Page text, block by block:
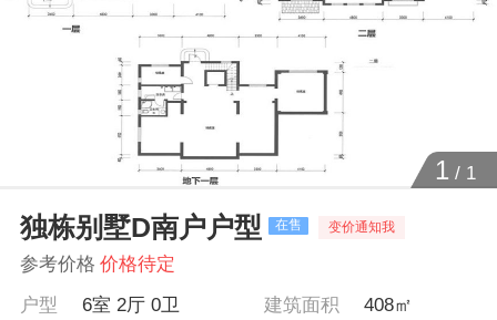
1 / 1
独栋别墅D南户户型 在售 变价通知我
参考价格 价格待定
户型
6室 2厅 0卫 建筑面积
408㎡